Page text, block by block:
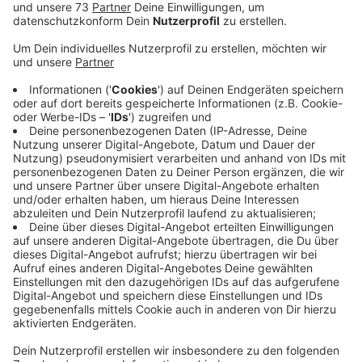
Anzeige
Aktuelle Sperrungen und Umleitungen
Anzeige
Auf der B54 zwischen Gronau und Münster sind je nach
Streckenabschnitt täglich bis zu 33.500 Fahrzeuge
unterwegs. Das zeigt sich auch an der Fahrbahn. Die
wird in dieser und nächster Woche zwischen Ochtrup
und Steinfurt ausgebessert. Nach Angaben von
Straßen NRW werden Schadstellen geflickt. Aktuell
ist die B54 deshalb von Münster Richtung Gronau bis
zum 10. Oktober 2024 abends zwischen Metelen und
Ochtrup/Heek gesperrt. Der Verkehr wird über die
die B54 dann Richtung Münster zwischen Metelen und